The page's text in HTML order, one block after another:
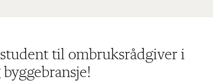
til ombruksrådgiver i